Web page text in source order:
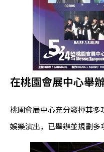
在桃園會展中心舉
桃園會展中心充分發揮其
娛樂演出，已舉辦並規劃多